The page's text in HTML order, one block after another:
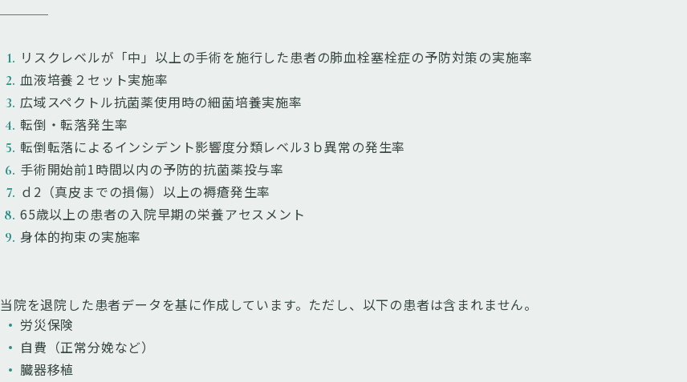
リスクレベルが「中」以上の手術を施行した患者の肺血栓塞栓症の予防対策の実施率
血液培養２セット実施率
広域スペクトル抗菌薬使用時の細菌培養実施率
転倒・転落発生率
転倒転落によるインシデント影響度分類レベル3ｂ異常の発生率
手術開始前1時間以内の予防的抗菌薬投与率
ｄ2（真皮までの損傷）以上の褥瘡発生率
65歳以上の患者の入院早期の栄養アセスメント
身体的拘束の実施率
当院を退院した患者データを基に作成しています。ただし、以下の患者は含まれません。
労災保険
自費（正常分娩など）
臓器移植